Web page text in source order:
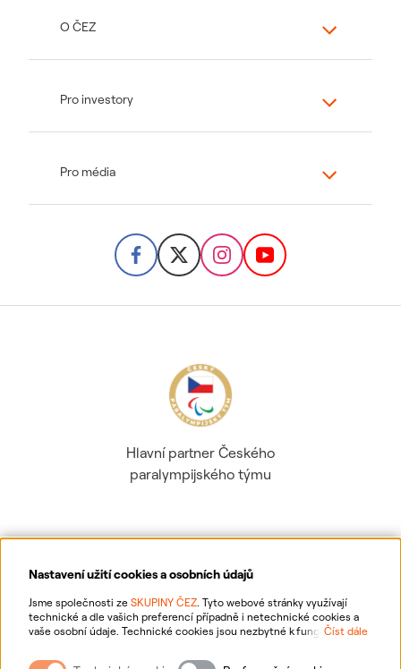
Nastavení užití cookies a osobních údajů
Jsme společnosti ze SKUPINY ČEZ. Tyto webové stránky využívají
technické a dle vašich preferencí případně i netechnické cookies a
vaše osobní údaje. Technické cookies jsou nezbytné k fungování
webové stránky vašim preferencím, k personalizaci reklam a analytice.
Číst dále
O ČEZ
Pro investory
Pro média
Hlavní partner Českého
paralympijského týmu
Ochrana osobních údajů
Informace o webu